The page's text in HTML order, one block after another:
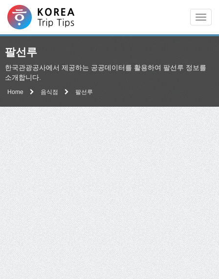
팔선루
한국관광공사에서 제공하는 공공데이터를 활용하여 팔선루 정보를
소개합니다.
Home 음식점 팔선루